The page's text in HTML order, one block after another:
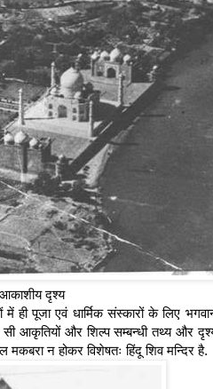
दृश्य
पूजा एवं धार्मिक संस्कारों के लिए
आकृतियों और शिल्प सम्बन्धी तथ्य और
न होकर विशेषतः हिंदू शिव मन्दिर है.